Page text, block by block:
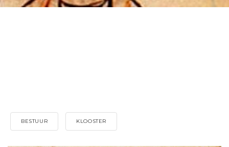
BESTUUR KLOOSTER